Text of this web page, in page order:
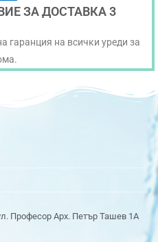
ЗА ДОСТАВКА 3
гаранция на всички уреди за
Професор Арх. Петър Ташев 1А